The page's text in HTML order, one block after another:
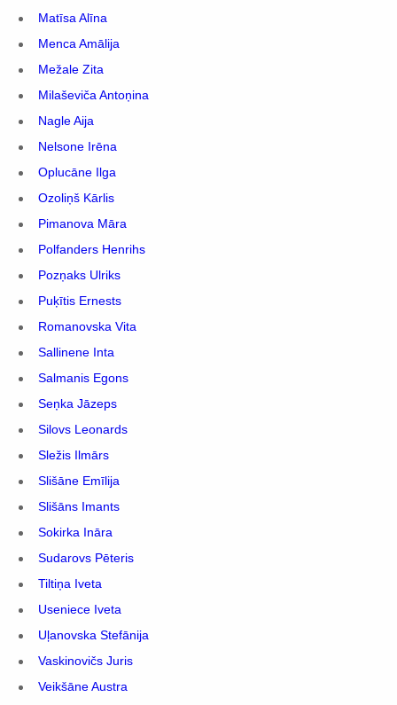
Matīsa Alīna
Menca Amālija
Mežale Zita
Milaševiča Antoņina
Nagle Aija
Nelsone Irēna
Oplucāne Ilga
Ozoliņš Kārlis
Pimanova Māra
Polfanders Henrihs
Pozņaks Ulriks
Puķītis Ernests
Romanovska Vita
Sallinene Inta
Salmanis Egons
Seņka Jāzeps
Silovs Leonards
Sležis Ilmārs
Slišāne Emīlija
Slišāns Imants
Sokirka Ināra
Sudarovs Pēteris
Tiltiņa Iveta
Useniece Iveta
Uļanovska Stefānija
Vaskinovičs Juris
Veikšāne Austra